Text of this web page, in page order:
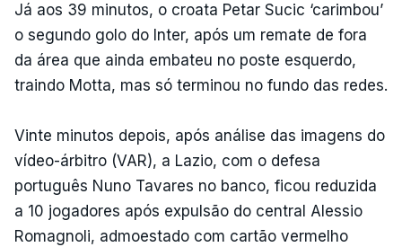
Já aos 39 minutos, o croata Petar Sucic ‘carimbou’
o segundo golo do Inter, após um remate de fora
da área que ainda embateu no poste esquerdo,
traindo Motta, mas só terminou no fundo das redes.
Vinte minutos depois, após análise das imagens do
vídeo-árbitro (VAR), a Lazio, com o defesa
português Nuno Tavares no banco, ficou reduzida
a 10 jogadores após expulsão do central Alessio
Romagnoli, admoestado com cartão vermelho